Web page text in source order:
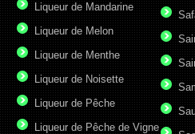
Liqueur de Mandarine
Liqueur de Melon
Liqueur de Menthe
Liqueur de Noisette
Liqueur de Pêche
Liqueur de Pêche de Vigne